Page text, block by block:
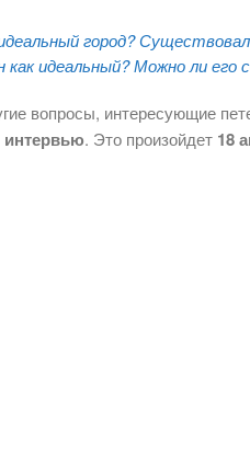
город?
как идеальный? Можно ли его
вопросы, интересующие
. Это произойдет 18